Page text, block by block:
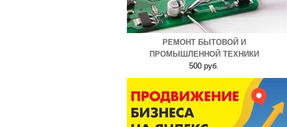
РЕМОНТ БЫТОВОЙ И
ПРОМЫШЛЕННОЙ ТЕХНИКИ
500 руб.